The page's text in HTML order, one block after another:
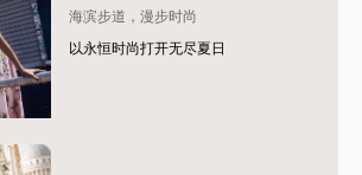
海滨步道，漫步时尚
以永恒时尚打开无尽夏日